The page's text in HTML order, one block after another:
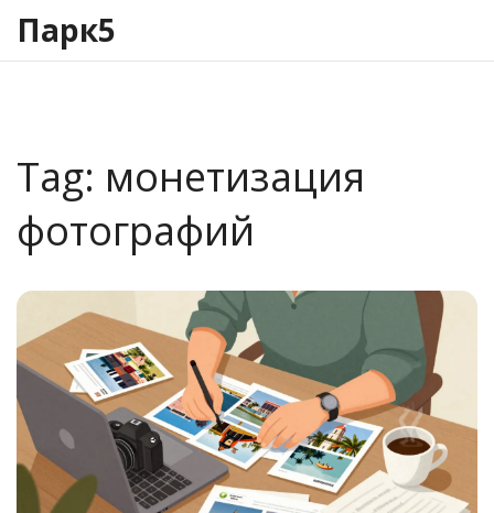
Парк5
Tag: монетизация
фотографий